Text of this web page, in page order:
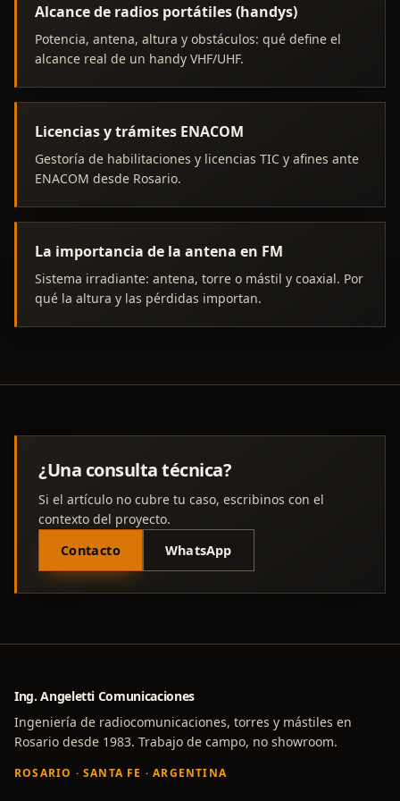
Alcance de radios portátiles (handys)
Potencia, antena, altura y obstáculos: qué define el
alcance real de un handy VHF/UHF.
Licencias y trámites ENACOM
Gestoría de habilitaciones y licencias TIC y afines ante
ENACOM desde Rosario.
La importancia de la antena en FM
Sistema irradiante: antena, torre o mástil y coaxial. Por
qué la altura y las pérdidas importan.
¿Una consulta técnica?
Si el artículo no cubre tu caso, escribinos con el
contexto del proyecto.
Contacto
WhatsApp
Ing. Angeletti Comunicaciones
Ingeniería de radiocomunicaciones, torres y mástiles en
Rosario desde 1983. Trabajo de campo, no showroom.
ROSARIO · SANTA FE · ARGENTINA